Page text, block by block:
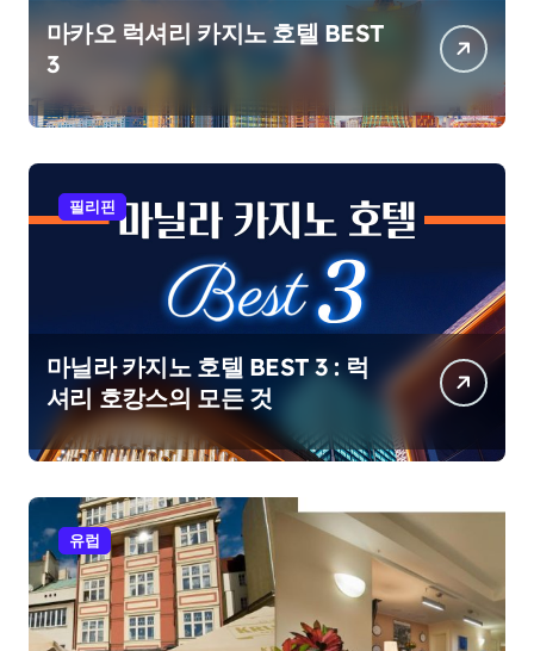
마카오 럭셔리 카지노 호텔 BEST
3
필리핀
마닐라 카지노 호텔 BEST 3 : 럭
셔리 호캉스의 모든 것
유럽